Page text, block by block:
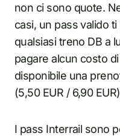
non ci sono quote.
casi, un pass valido
qualsiasi treno DB a
pagare alcun costo
disponibile una
(5,50 EUR / 6,90
I pass Interrail sono